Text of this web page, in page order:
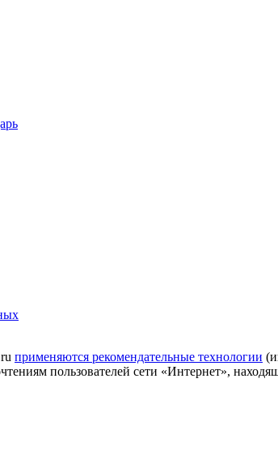
применяются рекомендательные технологии
пользователей сети «Интернет»,